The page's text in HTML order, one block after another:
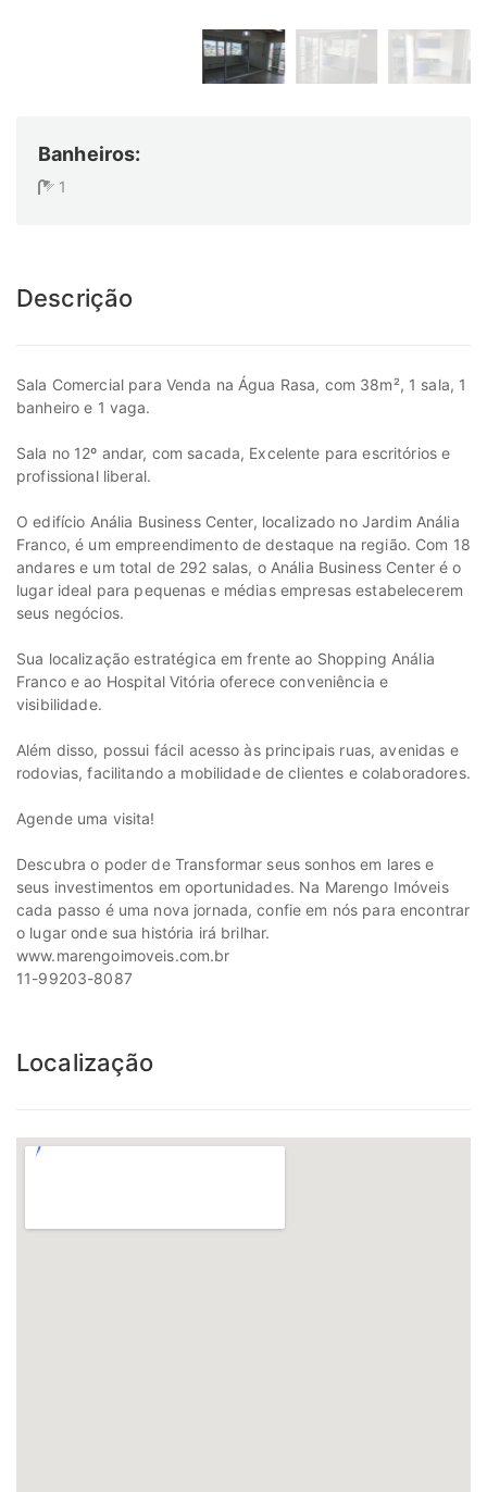
Banheiros:
1
Descrição
Sala Comercial para Venda na Água Rasa, com 38m², 1 sala, 1
banheiro e 1 vaga.
Sala no 12º andar, com sacada, Excelente para escritórios e
profissional liberal.
O edifício Anália Business Center, localizado no Jardim Anália
Franco, é um empreendimento de destaque na região. Com 18
andares e um total de 292 salas, o Anália Business Center é o
lugar ideal para pequenas e médias empresas estabelecerem
seus negócios.
Sua localização estratégica em frente ao Shopping Anália
Franco e ao Hospital Vitória oferece conveniência e
visibilidade.
Além disso, possui fácil acesso às principais ruas, avenidas e
rodovias, facilitando a mobilidade de clientes e colaboradores.
Agende uma visita!
Descubra o poder de Transformar seus sonhos em lares e
seus investimentos em oportunidades. Na Marengo Imóveis
cada passo é uma nova jornada, confie em nós para encontrar
o lugar onde sua história irá brilhar.
www.marengoimoveis.com.br
11-99203-8087
Localização